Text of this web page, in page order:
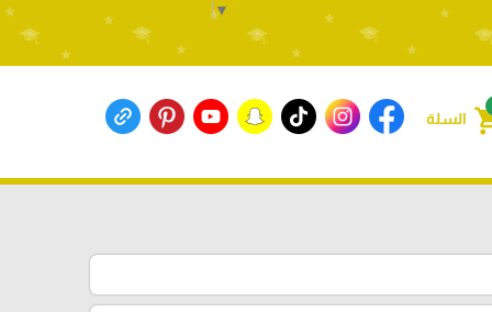
Select Language▼
السلة